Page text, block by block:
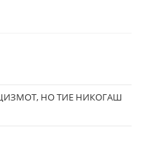
НО ТИЕ НИКОГАШ